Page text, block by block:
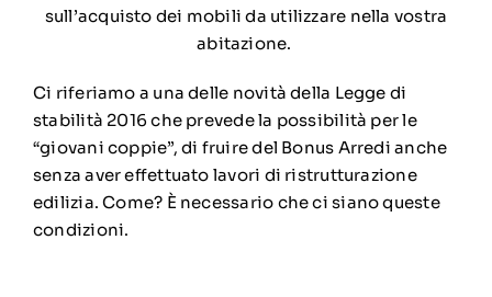
sull’acquisto dei mobili da utilizzare nella vostra
abitazione.
Ci riferiamo a una delle novità della Legge di
stabilità 2016 che prevede la possibilità per le
“giovani coppie”, di fruire del Bonus Arredi anche
senza aver effettuato lavori di ristrutturazione
edilizia. Come? È necessario che ci siano queste
condizioni.